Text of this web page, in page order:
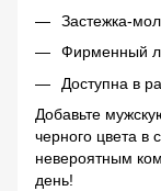
Застежка-
Фирменный
Доступна в
Добавьте
черного цвета в
невероятным
день!